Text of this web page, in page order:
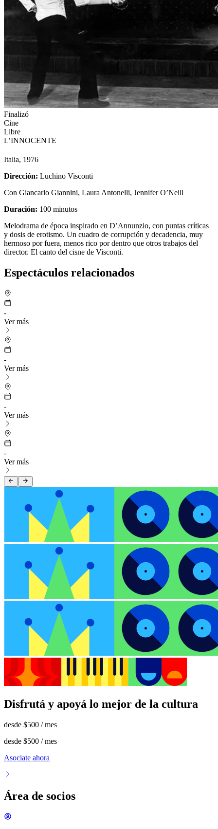
Finalizó
Cine
Libre
L’INNOCENTE
Italia, 1976
Dirección: Luchino Visconti
Con Giancarlo Giannini, Laura Antonelli, Jennifer O’Neill
Duración: 100 minutos
Melodrama de época inspirado en D’Annunzio, con puntas críticas
y dosis de erotismo. Un cuadro de corrupción y decadencia, muy
hermoso por fuera, menos rico por dentro que otros trabajos del
director. El canto del cisne de Visconti.
Espectáculos relacionados
-
Ver más
-
Ver más
-
Ver más
-
Ver más
Disfrutá y apoyá lo mejor de la cultura
desde $500 / mes
desde $500 / mes
Asociate ahora
Área de socios